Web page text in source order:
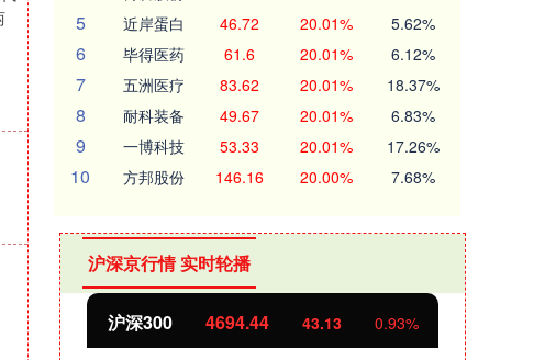
5 近岸蛋白 46.72 20.01% 5.62%
6 毕得医药 61.6 20.01% 6.12%
7 五洲医疗 83.62 20.01% 18.37%
8 耐科装备 49.67 20.01% 6.83%
9 一博科技 53.33 20.01% 17.26%
10 方邦股份 146.16 20.00% 7.68%
沪深京行情 实时轮播
沪深300 4694.44 43.13 0.93%